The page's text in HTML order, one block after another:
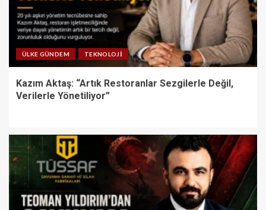
ÜLKE GÜNDEM TEKNOLOJI
Kazım Aktaş: “Artık Restoranlar Sezgilerle Değil,
Verilerle Yönetiliyor”